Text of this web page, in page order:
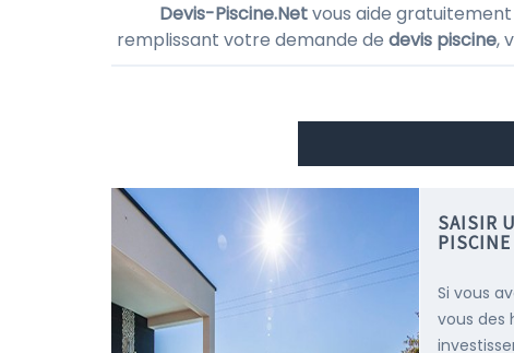
Devis-Piscine.Netvous aide
remplissant votre demande de devis piscine,
SAISIR
PISCINE
Si vous
vous des